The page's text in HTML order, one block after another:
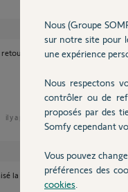
rapide, je teste votre
il y a plus d'un an
la tahoma switch selon la
Nous (Groupe
sur notre site pour
une expérience
Nous respectons
contrôler ou de
proposés par des
Somfy cependant
Vous pouvez
préférences des
cookies